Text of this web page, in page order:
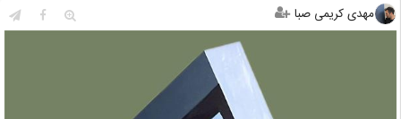
مهدی کریمی صبا